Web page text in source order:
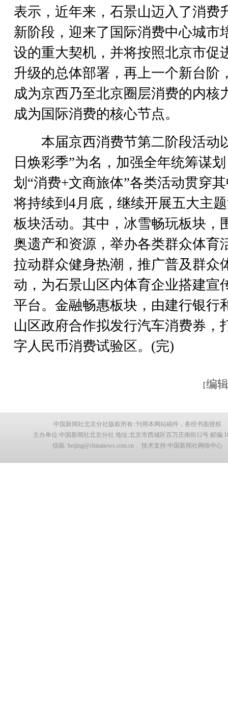
表示，近年来，石景山迈入了消费
新阶段，迎来了国际消费中心城市
设的重大契机，并将按照北京市促
升级的总体部署，再上一个新台阶
成为京西乃至北京圈层消费的内核
成为国际消费的核心节点。
本届京西消费节第二阶段活动
日焕彩季”为名，加强全年统筹谋
划“消费+文商旅体”各类活动贯穿
将持续到4月底，继续开展五大主
板块活动。其中，冰雪畅玩板块，
奥遗产和资源，举办各类群众体育
拉动群众健身热潮，推广普及群众
动，为石景山区内体育企业搭建宣
平台。金融畅惠板块，由建行银行
山区政府合作拟发行汽车消费券，
字人民币消费试验区。(完)
【编
中国新闻社北京分社版权所有::刊用本网站稿件，务经书面授权
主办单位:中国新闻社北京分社 地址:北京市西城区百万庄南街12号 邮编
信箱: beijing@chinanews.com.cn 技术支持:中国新闻社网络中心